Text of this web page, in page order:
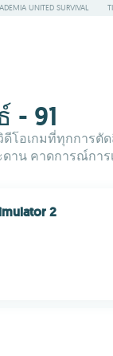
UNITED SURVIVAL
- 91
อเกมที่ทุกการตั
ดาน คาดการณ์ก
2